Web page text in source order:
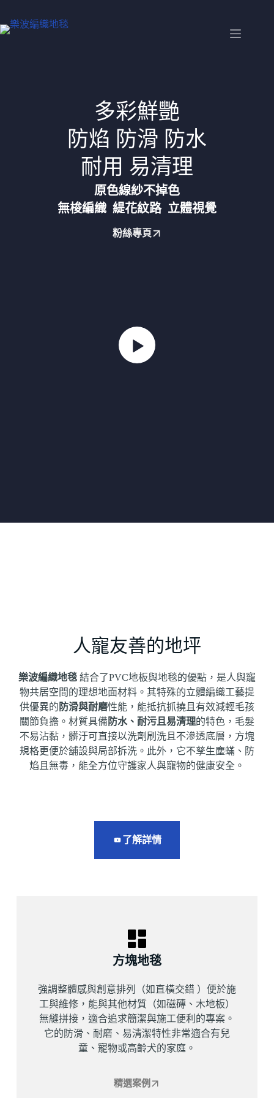
多彩鮮艷
防焰 防滑 防水
耐用 易清理
原色線紗不掉色
無梭編織 緹花紋路 立體視覺
粉絲專頁
人寵友善的地坪
樂波編織地毯 結合了PVC地板與地毯的優點，是人與寵
物共居空間的理想地面材料。其特殊的立體編織工藝提
供優異的 防滑與耐磨性能，能抵抗抓撓且有效減輕毛孩
關節負擔。材質具備 防水、耐污且易清理的特色，毛髮
不易沾黏，髒汙可直接以洗劑刷洗且不滲透底層，方塊
規格更便於舖設與局部拆洗。此外，它不孳生塵蟎、防
焰且無毒，能全方位守護家人與寵物的健康安全。
了解詳情
方塊地毯
強調整體感與創意排列（如直橫交錯 ）便於施
工與維修，能與其他材質（如磁磚、木地板）
無縫拼接，適合追求簡潔與施工便利的專案。
它的防滑、耐磨、易清潔特性非常適合有兒
童、寵物或高齡犬的家庭。
精選案例